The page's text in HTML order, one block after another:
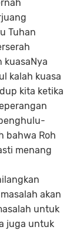
Tuhan
kalah kuasa
kita ketika
bahwa Roh
menang
akan
untuk
juga untuk